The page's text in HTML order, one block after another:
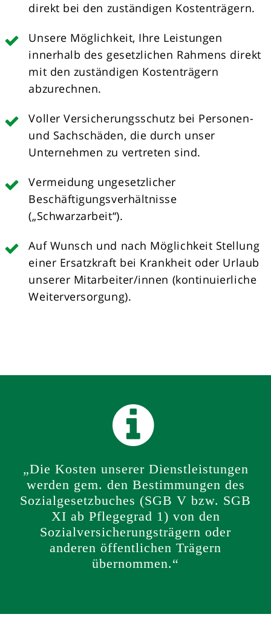
direkt bei den zuständigen Kostenträgern.
Unsere Möglichkeit, Ihre Leistungen
innerhalb des gesetzlichen Rahmens direkt
mit den zuständigen Kostenträgern
abzurechnen.
Voller Versicherungsschutz bei Personen-
und Sachschäden, die durch unser
Unternehmen zu vertreten sind.
Vermeidung ungesetzlicher
Beschäftigungsverhältnisse
(„Schwarzarbeit“).
Auf Wunsch und nach Möglichkeit Stellung
einer Ersatzkraft bei Krankheit oder Urlaub
unserer Mitarbeiter/innen (kontinuierliche
Weiterversorgung).
„Die Kosten unserer Dienstleistungen
werden gem. den Bestimmungen des
Sozialgesetzbuches (SGB V bzw. SGB
XI ab Pflegegrad 1) von den
Sozialversicherungsträgern oder
anderen öffentlichen Trägern
übernommen.“